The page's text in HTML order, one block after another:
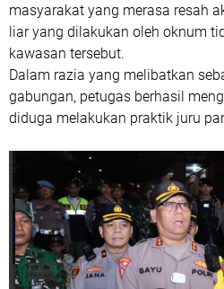
masyarakat yang merasa resah
liar yang dilakukan oleh oknum
kawasan tersebut.
Dalam razia yang melibatkan
gabungan, petugas berhasil
diduga melakukan praktik juru